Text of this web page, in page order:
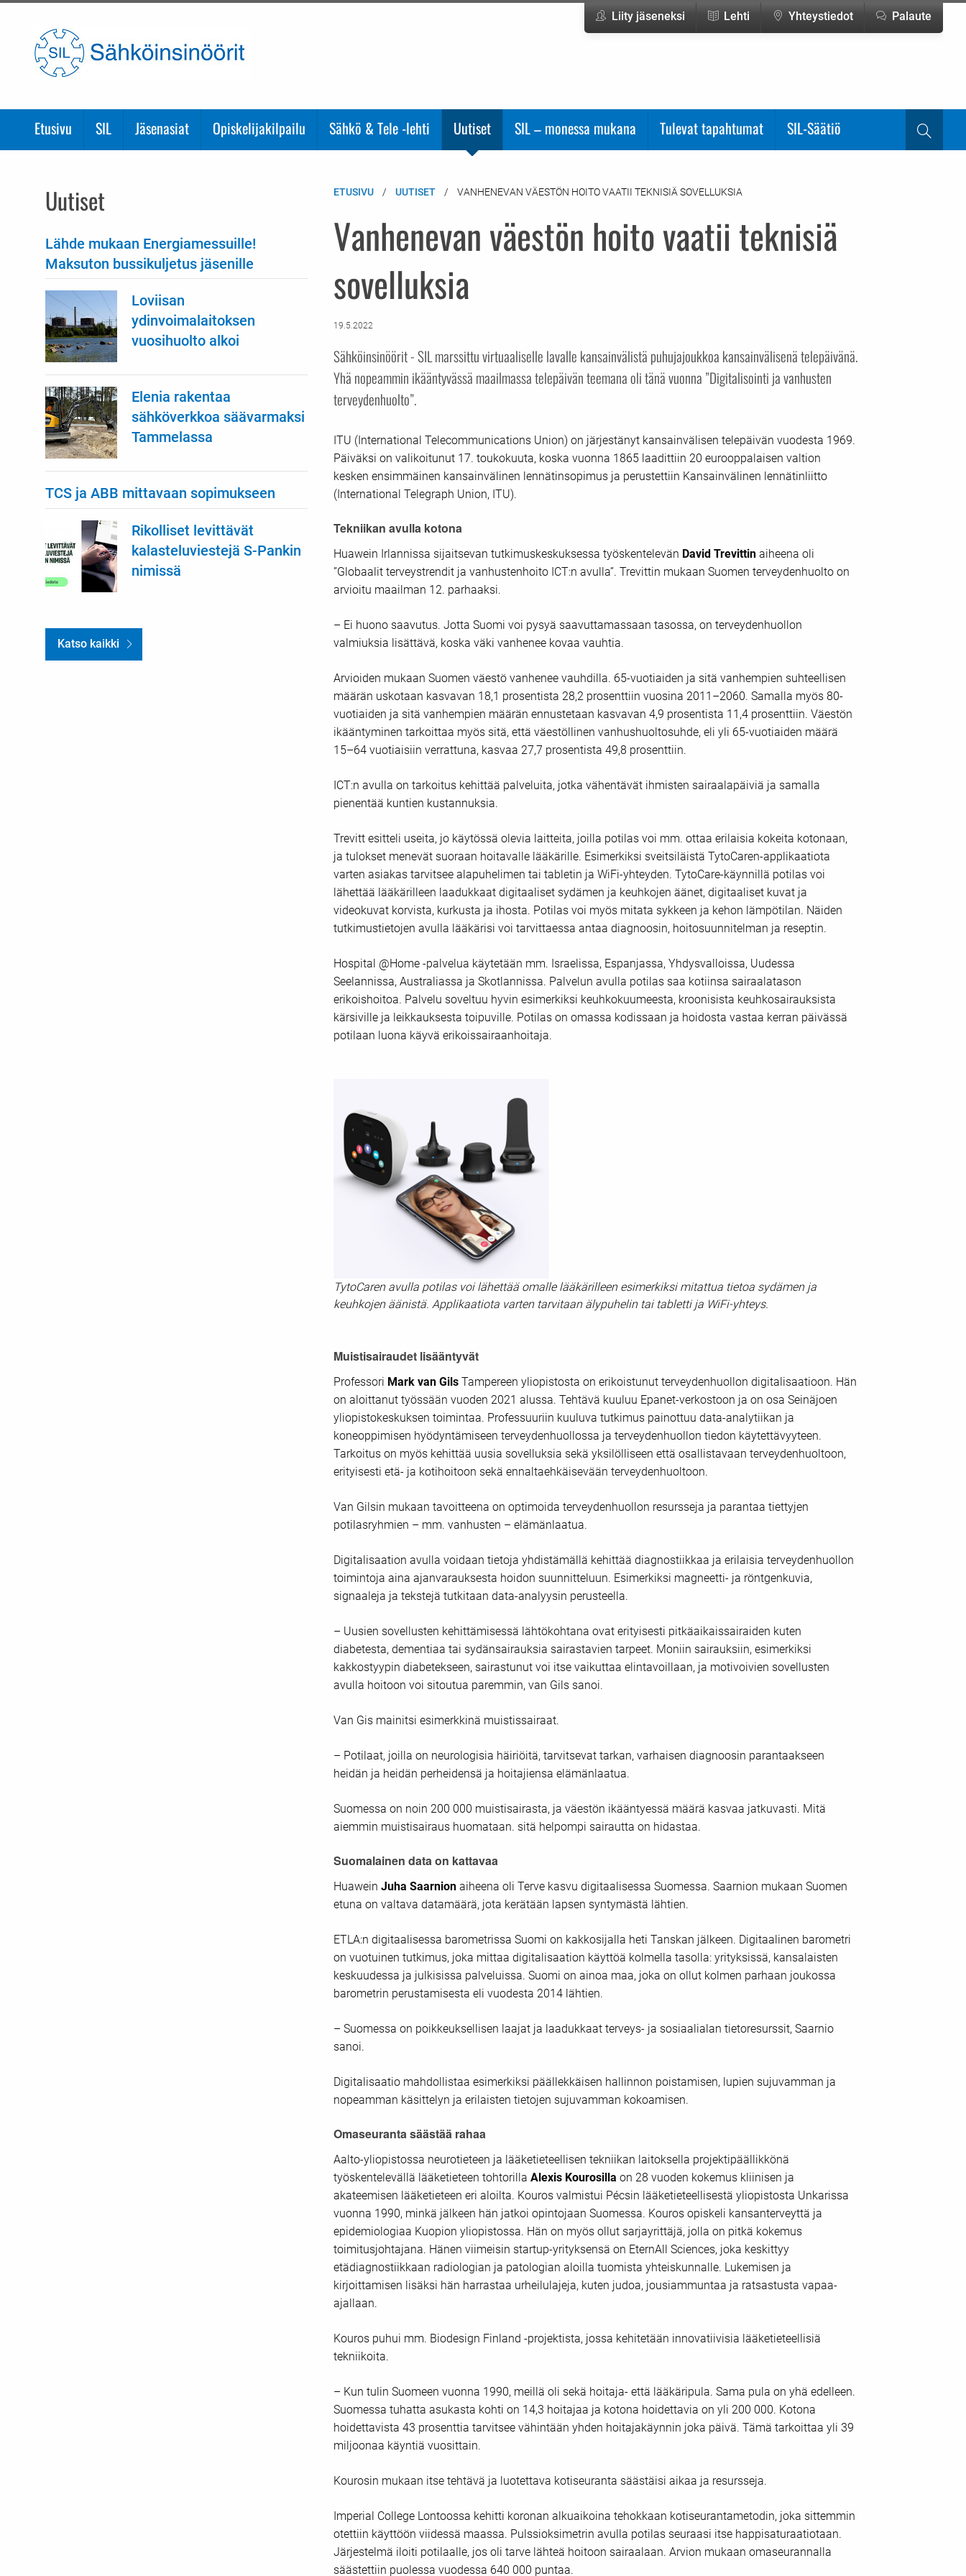
Liity jäseneksi Lehti Yhteystiedot
Palaute
Etusivu SIL Jäsenasiat Opiskelijakilpailu Sähkö & Tele -lehti Uutiset SIL – monessa mukana Tulevat tapahtumat SIL-Säätiö Haku
ETUSIVU UUTISET VANHENEVAN VÄESTÖN HOITO VAATII TEKNISIÄ SOVELLUKSIA
Vanhenevan väestön hoito vaatii teknisiä
sovelluksia
19.5.2022
Sähköinsinöörit - SIL marssittu virtuaaliselle lavalle kansainvälistä puhujajoukkoa kansainvälisenä telepäivänä.
Yhä nopeammin ikääntyvässä maailmassa telepäivän teemana oli tänä vuonna ”Digitalisointi ja vanhusten
terveydenhuolto”.
ITU (International Telecommunications Union) on järjestänyt kansainvälisen telepäivän vuodesta 1969.
Päiväksi on valikoitunut 17. toukokuuta, koska vuonna 1865 laadittiin 20 eurooppalaisen valtion
kesken ensimmäinen kansainvälinen lennätinsopimus ja perustettiin Kansainvälinen lennätinliitto
(International Telegraph Union, ITU).
Tekniikan avulla kotona
Huawein Irlannissa sijaitsevan tutkimuskeskuksessa työskentelevän David Trevittinaiheena oli
”Globaalit terveystrendit ja vanhustenhoito ICT:n avulla”. Trevittin mukaan Suomen terveydenhuolto on
arvioitu maailman 12. parhaaksi.
– Ei huono saavutus. Jotta Suomi voi pysyä saavuttamassaan tasossa, on terveydenhuollon
valmiuksia lisättävä, koska väki vanhenee kovaa vauhtia.
Arvioiden mukaan Suomen väestö vanhenee vauhdilla. 65-vuotiaiden ja sitä vanhempien suhteellisen
määrän uskotaan kasvavan 18,1 prosentista 28,2 prosenttiin vuosina 2011–2060. Samalla myös 80-
vuotiaiden ja sitä vanhempien määrän ennustetaan kasvavan 4,9 prosentista 11,4 prosenttiin. Väestön
ikääntyminen tarkoittaa myös sitä, että väestöllinen vanhushuoltosuhde, eli yli 65-vuotiaiden määrä
15–64 vuotiaisiin verrattuna, kasvaa 27,7 prosentista 49,8 prosenttiin.
ICT:n avulla on tarkoitus kehittää palveluita, jotka vähentävät ihmisten sairaalapäiviä ja samalla
pienentää kuntien kustannuksia.
Trevitt esitteli useita, jo käytössä olevia laitteita, joilla potilas voi mm. ottaa erilaisia kokeita kotonaan,
ja tulokset menevät suoraan hoitavalle lääkärille. Esimerkiksi sveitsiläistä TytoCaren-applikaatiota
varten asiakas tarvitsee alapuhelimen tai tabletin ja WiFi-yhteyden. TytoCare-käynnillä potilas voi
lähettää lääkärilleen laadukkaat digitaaliset sydämen ja keuhkojen äänet, digitaaliset kuvat ja
videokuvat korvista, kurkusta ja ihosta. Potilas voi myös mitata sykkeen ja kehon lämpötilan. Näiden
tutkimustietojen avulla lääkärisi voi tarvittaessa antaa diagnoosin, hoitosuunnitelman ja reseptin.
Hospital @Home -palvelua käytetään mm. Israelissa, Espanjassa, Yhdysvalloissa, Uudessa
Seelannissa, Australiassa ja Skotlannissa. Palvelun avulla potilas saa kotiinsa sairaalatason
erikoishoitoa. Palvelu soveltuu hyvin esimerkiksi keuhkokuumeesta, kroonisista keuhkosairauksista
kärsiville ja leikkauksesta toipuville. Potilas on omassa kodissaan ja hoidosta vastaa kerran päivässä
potilaan luona käyvä erikoissairaanhoitaja.
TytoCaren avulla potilas voi lähettää omalle lääkärilleen esimerkiksi mitattua tietoa sydämen ja
keuhkojen äänistä. Applikaatiota varten tarvitaan älypuhelin tai tabletti ja WiFi-yhteys.
Muistisairaudet lisääntyvät
Professori Mark van GilsTampereen yliopistosta on erikoistunut terveydenhuollon digitalisaatioon. Hän
on aloittanut työssään vuoden 2021 alussa. Tehtävä kuuluu Epanet-verkostoon ja on osa Seinäjoen
yliopistokeskuksen toimintaa. Professuuriin kuuluva tutkimus painottuu data-analytiikan ja
koneoppimisen hyödyntämiseen terveydenhuollossa ja terveydenhuollon tiedon käytettävyyteen.
Tarkoitus on myös kehittää uusia sovelluksia sekä yksilölliseen että osallistavaan terveydenhuoltoon,
erityisesti etä- ja kotihoitoon sekä ennaltaehkäisevään terveydenhuoltoon.
Van Gilsin mukaan tavoitteena on optimoida terveydenhuollon resursseja ja parantaa tiettyjen
potilasryhmien – mm. vanhusten – elämänlaatua.
Digitalisaation avulla voidaan tietoja yhdistämällä kehittää diagnostiikkaa ja erilaisia terveydenhuollon
toimintoja aina ajanvarauksesta hoidon suunnitteluun. Esimerkiksi magneetti- ja röntgenkuvia,
signaaleja ja tekstejä tutkitaan data-analyysin perusteella.
– Uusien sovellusten kehittämisessä lähtökohtana ovat erityisesti pitkäaikaissairaiden kuten
diabetesta, dementiaa tai sydänsairauksia sairastavien tarpeet. Moniin sairauksiin, esimerkiksi
kakkostyypin diabetekseen, sairastunut voi itse vaikuttaa elintavoillaan, ja motivoivien sovellusten
avulla hoitoon voi sitoutua paremmin, van Gils sanoi.
Van Gis mainitsi esimerkkinä muistissairaat.
– Potilaat, joilla on neurologisia häiriöitä, tarvitsevat tarkan, varhaisen diagnoosin parantaakseen
heidän ja heidän perheidensä ja hoitajiensa elämänlaatua.
Suomessa on noin 200 000 muistisairasta, ja väestön ikääntyessä määrä kasvaa jatkuvasti. Mitä
aiemmin muistisairaus huomataan. sitä helpompi sairautta on hidastaa.
Suomalainen data on kattavaa
Huawein Juha Saarnionaiheena oli Terve kasvu digitaalisessa Suomessa. Saarnion mukaan Suomen
etuna on valtava datamäärä, jota kerätään lapsen syntymästä lähtien.
ETLA:n digitaalisessa barometrissa Suomi on kakkosijalla heti Tanskan jälkeen. Digitaalinen barometri
on vuotuinen tutkimus, joka mittaa digitalisaation käyttöä kolmella tasolla: yrityksissä, kansalaisten
keskuudessa ja julkisissa palveluissa. Suomi on ainoa maa, joka on ollut kolmen parhaan joukossa
barometrin perustamisesta eli vuodesta 2014 lähtien.
– Suomessa on poikkeuksellisen laajat ja laadukkaat terveys- ja sosiaalialan tietoresurssit, Saarnio
sanoi.
Digitalisaatio mahdollistaa esimerkiksi päällekkäisen hallinnon poistamisen, lupien sujuvamman ja
nopeamman käsittelyn ja erilaisten tietojen sujuvamman kokoamisen.
Omaseuranta säästää rahaa
Aalto-yliopistossa neurotieteen ja lääketieteellisen tekniikan laitoksella projektipäällikkönä
työskentelevällä lääketieteen tohtorilla Alexis Kourosilla on 28 vuoden kokemus kliinisen ja
akateemisen lääketieteen eri aloilta. Kouros valmistui Pécsin lääketieteellisestä yliopistosta Unkarissa
vuonna 1990, minkä jälkeen hän jatkoi opintojaan Suomessa. Kouros opiskeli kansanterveyttä ja
epidemiologiaa Kuopion yliopistossa. Hän on myös ollut sarjayrittäjä, jolla on pitkä kokemus
toimitusjohtajana. Hänen viimeisin startup-yrityksensä on EternAll Sciences, joka keskittyy
etädiagnostiikkaan radiologian ja patologian aloilla tuomista yhteiskunnalle. Lukemisen ja
kirjoittamisen lisäksi hän harrastaa urheilulajeja, kuten judoa, jousiammuntaa ja ratsastusta vapaa-
ajallaan.
Kouros puhui mm. Biodesign Finland -projektista, jossa kehitetään innovatiivisia lääketieteellisiä
tekniikoita.
– Kun tulin Suomeen vuonna 1990, meillä oli sekä hoitaja- että lääkäripula. Sama pula on yhä edelleen.
Suomessa tuhatta asukasta kohti on 14,3 hoitajaa ja kotona hoidettavia on yli 200 000. Kotona
hoidettavista 43 prosenttia tarvitsee vähintään yhden hoitajakäynnin joka päivä. Tämä tarkoittaa yli 39
miljoonaa käyntiä vuosittain.
Kourosin mukaan itse tehtävä ja luotettava kotiseuranta säästäisi aikaa ja resursseja.
Imperial College Lontoossa kehitti koronan alkuaikoina tehokkaan kotiseurantametodin, joka sittemmin
otettiin käyttöön viidessä maassa. Pulssioksimetrin avulla potilas seuraasi itse happisaturaatiotaan.
Järjestelmä iloiti potilaalle, jos oli tarve lähteä hoitoon sairaalaan. Arvion mukaan omaseurannalla
säästettiin puolessa vuodessa 640 000 puntaa.
Uutiset
Lähde mukaan Energiamessuille!
Maksuton bussikuljetus jäsenille
Loviisan
ydinvoimalaitoksen
vuosihuolto alkoi
Elenia rakentaa
sähköverkkoa säävarmaksi
Tammelassa
TCS ja ABB mittavaan sopimukseen
Rikolliset levittävät
kalasteluviestejä S-Pankin
nimissä
Katso kaikki